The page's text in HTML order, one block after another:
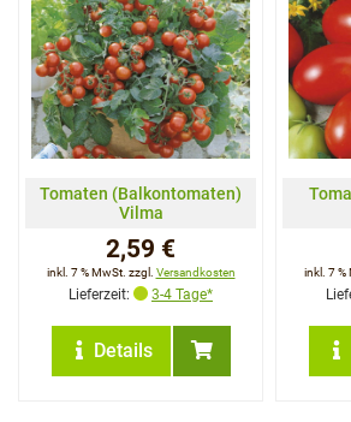
Tomaten (Balkontomaten)
Vilma
2,59 €
inkl. 7 % MwSt. zzgl. Versandkosten
Lieferzeit: 3-4 Tage*
Details
inkl. 7 %